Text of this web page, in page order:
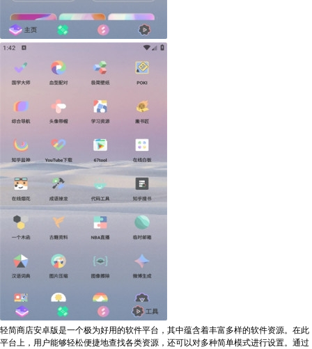
轻简商店安卓版是一个极为好用的软件平台，其中蕴含着丰富多样的软件资源。在此
平台上，用户能够轻松便捷地查找各类资源，还可以对多种简单模式进行设置。通过